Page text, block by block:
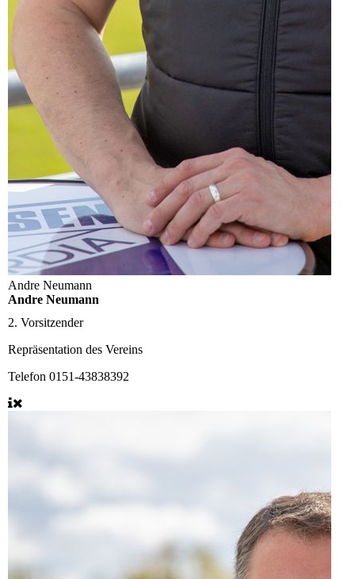
Andre Neumann
Andre Neumann
2. Vorsitzender
Repräsentation des Vereins
Telefon 0151-43838392